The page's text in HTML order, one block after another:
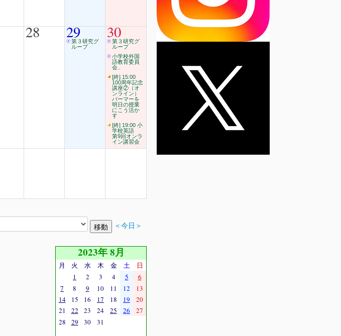
28 29
第３研究グ
ループ
30
第３研究グ
ループ
小学校外国
語教育委員
会..
[終] 15:00
100周年記念
講座②（オ
ンライン）
パーマーを
明日の授業
にこう活か
す
[終] 19:00 小
学校英語
第9回オンラ
イン講習会
＜今日＞
2023年 8月
月 火 水 木 金 土
日
1
2 3 4 5
6
7
8 9 10 11 12
13
14
15 16 17 18 19
20
21
22 23 24 25 26
27
28
29 30 31